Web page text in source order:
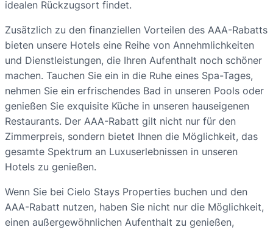
idealen Rückzugsort findet.
Zusätzlich zu den finanziellen Vorteilen des AAA-Rabatts
bieten unsere Hotels eine Reihe von Annehmlichkeiten
und Dienstleistungen, die Ihren Aufenthalt noch schöner
machen. Tauchen Sie ein in die Ruhe eines Spa-Tages,
nehmen Sie ein erfrischendes Bad in unseren Pools oder
genießen Sie exquisite Küche in unseren hauseigenen
Restaurants. Der AAA-Rabatt gilt nicht nur für den
Zimmerpreis, sondern bietet Ihnen die Möglichkeit, das
gesamte Spektrum an Luxuserlebnissen in unseren
Hotels zu genießen.
Wenn Sie bei Cielo Stays Properties buchen und den
AAA-Rabatt nutzen, haben Sie nicht nur die Möglichkeit,
einen außergewöhnlichen Aufenthalt zu genießen,